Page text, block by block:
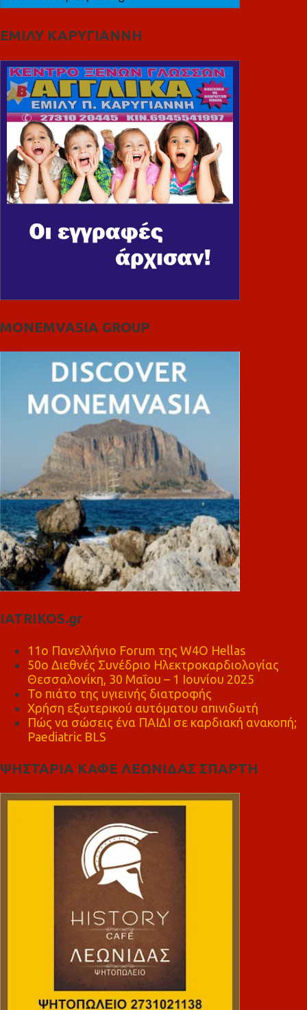
ΕΜΙΛΥ ΚΑΡΥΓΙΑΝΝΗ
MONEMVASIA GROUP
IATRIKOS.gr
11ο Πανελλήνιο Forum της W4O Hellas
50ο Διεθνές Συνέδριο Ηλεκτροκαρδιολογίας
Θεσσαλονίκη, 30 Μαΐου – 1 Ιουνίου 2025
Το πιάτο της υγιεινής διατροφής
Χρήση εξωτερικού αυτόματου απινιδωτή
Πώς να σώσεις ένα ΠΑΙΔΙ σε καρδιακή ανακοπή;
Paediatric BLS
ΨΗΣΤΑΡΙΑ ΚΑΦΕ ΛΕΩΝΙΔΑΣ ΣΠΑΡΤΗ